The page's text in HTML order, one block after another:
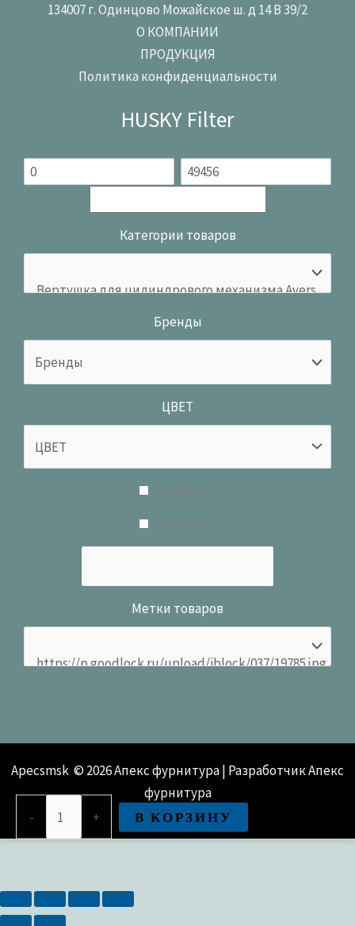
134007 г. Одинцово Можайское ш. д 14 В 39/2
О КОМПАНИИ
ПРОДУКЦИЯ
Политика конфиденциальности
HUSKY Filter
Категории товаров
Бренды
ЦВЕТ
Метки товаров
Apecsmsk © 2026 Апекс фурнитура | Разработчик Апекс
фурнитура
-
+ В КОРЗИНУ